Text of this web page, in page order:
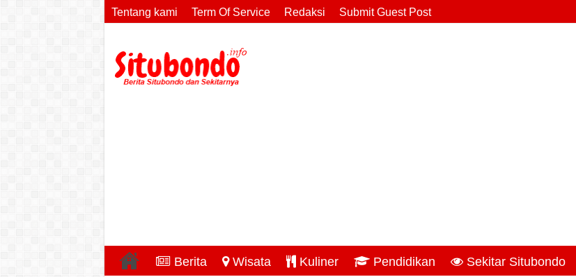
Tentang kami Term Of Service Redaksi Submit Guest Post
Berita Wisata Kuliner Pendidikan Sekitar Situbondo